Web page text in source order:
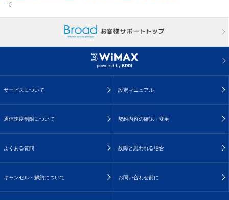
て
サービスについて 設定マニュアル
通信速度制限について 契約内容の確認・変更
よくある質問 故障と思われる場合
キャンセル・解約について お問い合わせ前に